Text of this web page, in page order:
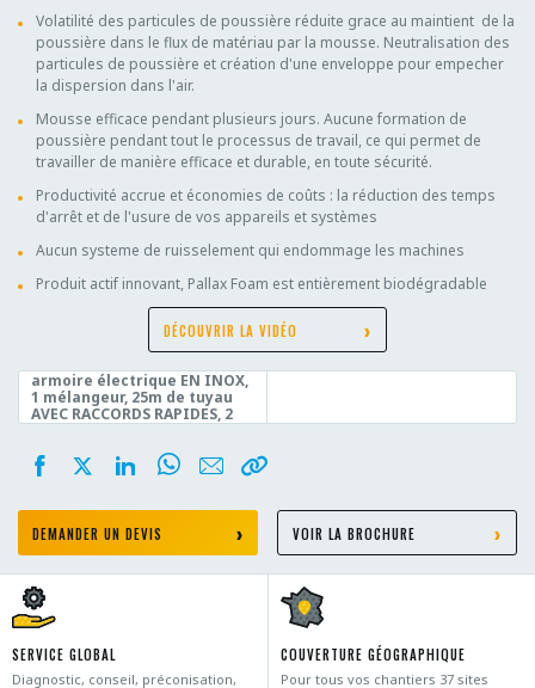
Volatilité des particules de poussière réduite grace au maintient de la
poussière dans le flux de matériau par la mousse. Neutralisation des
particules de poussière et création d'une enveloppe pour empecher
la dispersion dans l'air.
Mousse efficace pendant plusieurs jours. Aucune formation de
poussière pendant tout le processus de travail, ce qui permet de
travailler de manière efficace et durable, en toute sécurité.
Productivité accrue et économies de coûts : la réduction des temps
d'arrêt et de l'usure de vos appareils et systèmes
Aucun systeme de ruisselement qui endommage les machines
Produit actif innovant, Pallax Foam est entièrement biodégradable
DÉCOUVRIR LA VIDÉO
Agent actif :
armoire électrique EN INOX,
1 mélangeur, 25m de tuyau
AVEC RACCORDS RAPIDES, 2
DEMANDER UN DEVIS VOIR LA BROCHURE
SERVICE GLOBAL
Diagnostic, conseil, préconisation,
COUVERTURE GÉOGRAPHIQUE
Pour tous vos chantiers 37 sites